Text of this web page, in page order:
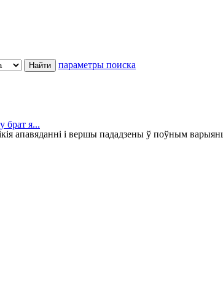
параметры поиска
брат я...
апавяданні і вершы пададзены ў поўным